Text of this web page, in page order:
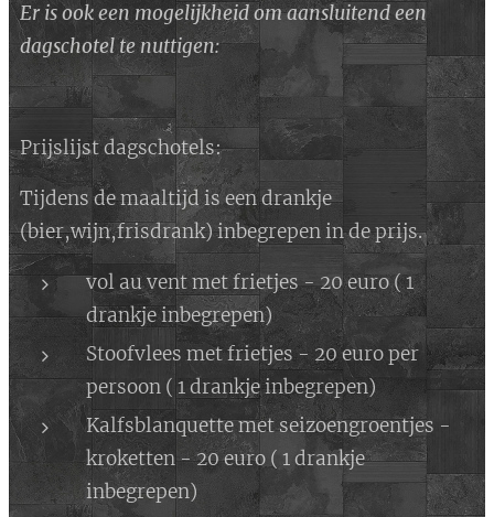
Er is ook een mogelijkheid om aansluitend een
dagschotel te nuttigen:
Prijslijst dagschotels:
Tijdens de maaltijd is een drankje
(bier,wijn,frisdrank) inbegrepen in de prijs.
vol au vent met frietjes - 20 euro ( 1
drankje inbegrepen)
Stoofvlees met frietjes - 20 euro per
persoon ( 1 drankje inbegrepen)
Kalfsblanquette met seizoengroentjes -
kroketten - 20 euro ( 1 drankje
inbegrepen)